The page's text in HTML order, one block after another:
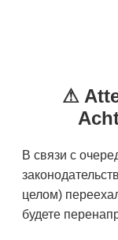
⚠
В связи с
целом)
будете